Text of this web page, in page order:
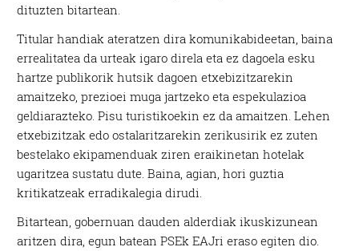
dituzten bitartean.
Titular handiak ateratzen dira komunikabideetan, baina
errealitatea da urteak igaro direla eta ez dagoela esku
hartze publikorik hutsik dagoen etxebizitzarekin
amaitzeko, prezioei muga jartzeko eta espekulazioa
geldiarazteko. Pisu turistikoekin ez da amaitzen. Lehen
etxebizitzak edo ostalaritzarekin zerikusirik ez zuten
bestelako ekipamenduak ziren eraikinetan hotelak
ugaritzea sustatu dute. Baina, agian, hori guztia
kritikatzeak erradikalegia dirudi.
Bitartean, gobernuan dauden alderdiak ikuskizunean
aritzen dira, egun batean PSEk EAJri eraso egiten dio.